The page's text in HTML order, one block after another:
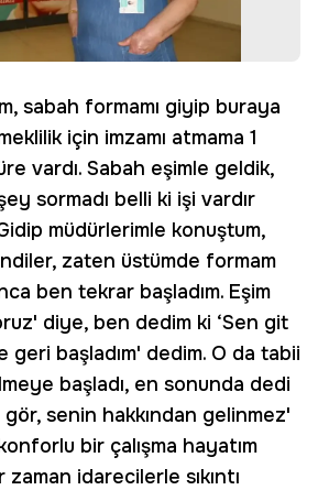
sabah formamı giyip buraya
için imzamı atmama 1
vardı. Sabah eşimle geldik,
sormadı belli ki işi vardır
müdürlerimle konuştum,
zaten üstümde formam
ben tekrar başladım. Eşim
diye, ben dedim ki ‘Sen git
geri başladım' dedim. O da tabii
başladı, en sonunda dedi
gör, senin hakkından gelinmez'
bir çalışma hayatım
idarecilerle sıkıntı